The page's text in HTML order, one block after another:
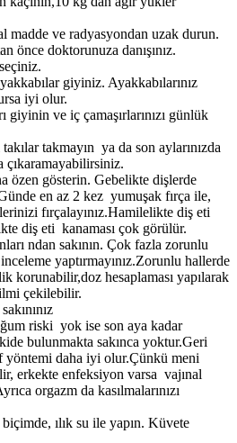
madde ve radyasyondan uzak durun.
önce doktorunuza danışınız.
giyiniz. Ayakkabılarınız
iyi olur.
giyinin ve iç çamaşırlarınızı günlük
takmayın ya da son aylarınızda
çıkaramayabilirsiniz.
özen gösterin. Gebelikte dişlerde
en az 2 kez yumuşak fırça ile,
fırçalayınız.Hamilelikte diş eti
diş eti kanaması çok görülür.
ndan sakının. Çok fazla zorunlu
yaptırmayınız.Zorunlu hallerde
korunabilir,doz hesaplaması yapılarak
çekilebilir.
riski yok ise son aya kadar
bulunmakta sakınca yoktur.Geri
yöntemi daha iyi olur.Çünkü meni
erkekte enfeksiyon varsa vajınal
orgazm da kasılmalarınızı
biçimde, ılık su ile yapın. Küvete